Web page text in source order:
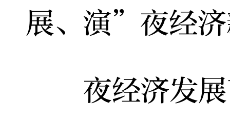
展、演”夜经
夜经济发展